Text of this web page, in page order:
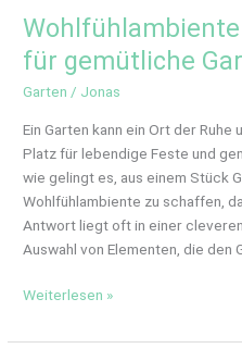
für gemütliche
Garten / Jonas
Ein Garten kann ein Ort der Ruhe
Platz für lebendige Feste und
wie gelingt es, aus einem Stück
Wohlfühlambiente zu schaffen,
Antwort liegt oft in einer
Auswahl von Elementen, die den
Weiterlesen »